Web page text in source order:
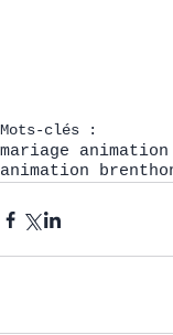
Mots-clés :
mariage
animation